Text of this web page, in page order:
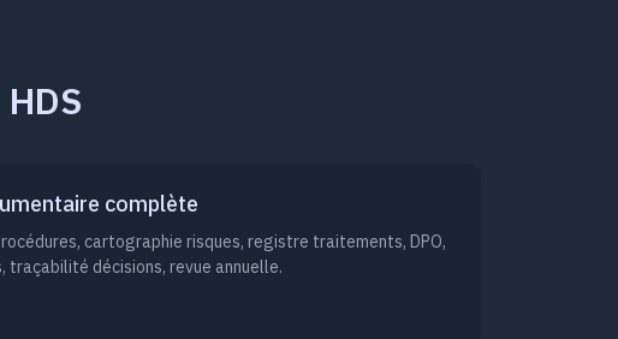
complète
cartographie risques, registre traitements, DPO,
traçabilité décisions, revue annuelle.